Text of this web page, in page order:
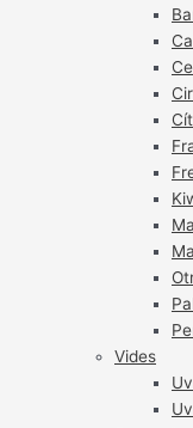
Vides